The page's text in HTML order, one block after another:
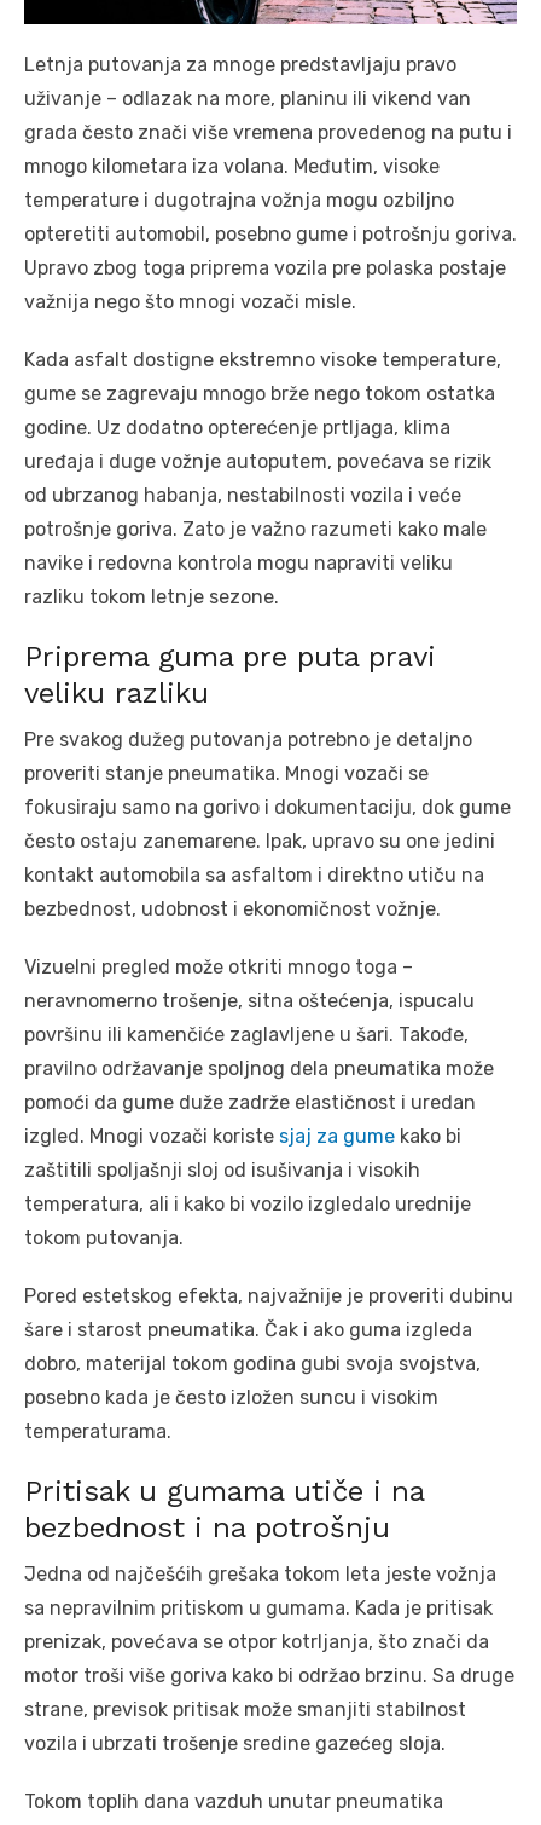
Letnja putovanja za mnoge predstavljaju pravo
uživanje – odlazak na more, planinu ili vikend van
grada često znači više vremena provedenog na putu i
mnogo kilometara iza volana. Međutim, visoke
temperature i dugotrajna vožnja mogu ozbiljno
opteretiti automobil, posebno gume i potrošnju goriva.
Upravo zbog toga priprema vozila pre polaska postaje
važnija nego što mnogi vozači misle.
Kada asfalt dostigne ekstremno visoke temperature,
gume se zagrevaju mnogo brže nego tokom ostatka
godine. Uz dodatno opterećenje prtljaga, klima
uređaja i duge vožnje autoputem, povećava se rizik
od ubrzanog habanja, nestabilnosti vozila i veće
potrošnje goriva. Zato je važno razumeti kako male
navike i redovna kontrola mogu napraviti veliku
razliku tokom letnje sezone.
Priprema guma pre puta pravi
veliku razliku
Pre svakog dužeg putovanja potrebno je detaljno
proveriti stanje pneumatika. Mnogi vozači se
fokusiraju samo na gorivo i dokumentaciju, dok gume
često ostaju zanemarene. Ipak, upravo su one jedini
kontakt automobila sa asfaltom i direktno utiču na
bezbednost, udobnost i ekonomičnost vožnje.
Vizuelni pregled može otkriti mnogo toga –
neravnomerno trošenje, sitna oštećenja, ispucalu
površinu ili kamenčiće zaglavljene u šari. Takođe,
pravilno održavanje spoljnog dela pneumatika može
pomoći da gume duže zadrže elastičnost i uredan
izgled. Mnogi vozači koriste sjaj za gume kako bi
zaštitili spoljašnji sloj od isušivanja i visokih
temperatura, ali i kako bi vozilo izgledalo urednije
tokom putovanja.
Pored estetskog efekta, najvažnije je proveriti dubinu
šare i starost pneumatika. Čak i ako guma izgleda
dobro, materijal tokom godina gubi svoja svojstva,
posebno kada je često izložen suncu i visokim
temperaturama.
Pritisak u gumama utiče i na
bezbednost i na potrošnju
Jedna od najčešćih grešaka tokom leta jeste vožnja
sa nepravilnim pritiskom u gumama. Kada je pritisak
prenizak, povećava se otpor kotrljanja, što znači da
motor troši više goriva kako bi održao brzinu. Sa druge
strane, previsok pritisak može smanjiti stabilnost
vozila i ubrzati trošenje sredine gazećeg sloja.
Tokom toplih dana vazduh unutar pneumatika